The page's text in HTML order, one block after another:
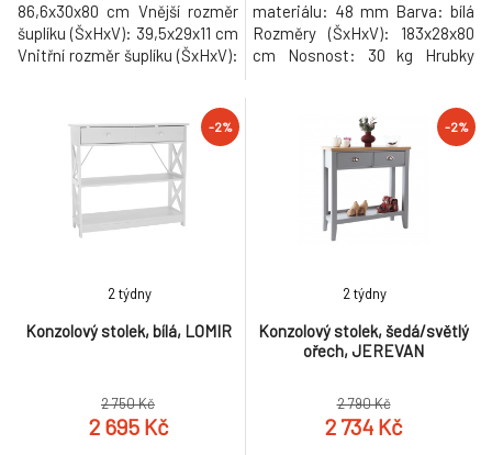
86,6x30x80 cm Vnější rozměr
šuplíku (ŠxHxV): 39,5x29x11 cm
Vnitřní rozměr šuplíku (ŠxHxV):
konstrukce: 15 mm Výška mezi
policemi: 27,5 cm Výška od
země po vrch spodní poličky:
10 cm Výška od země po spodní
část poličky: 5,5 cm Nosnost:
materiálu: 48 mm Barva: bílá
Rozměry (ŠxHxV): 183x28x80
cm Nosnost: 30 kg Hrubky
demontu Hmotnost: 16.8kg
-2%
Konzolový stolek, bílá, LOMIR
2 týdny
2 750 Kč
2 695 Kč
-2%
Konzolový stolek, šedá/světlý
ořech, JEREVAN
2 týdny
2 790 Kč
2 734 Kč